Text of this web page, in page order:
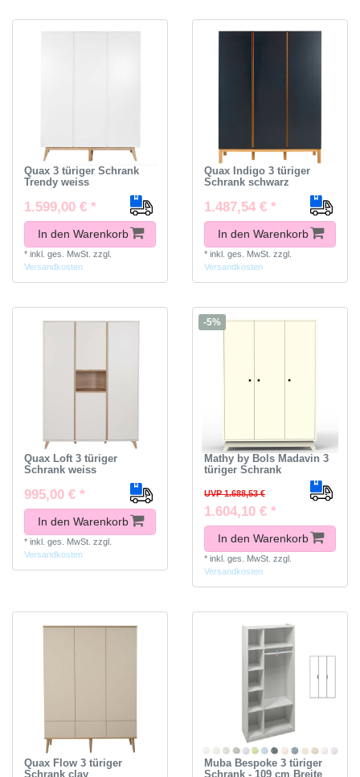
Quax 3 türiger Schrank
Trendy weiss
1.599,00 € *
In den Warenkorb
* inkl. ges. MwSt. zzgl.
Versandkosten
Quax Indigo 3 türiger
Schrank schwarz
1.487,54 € *
In den Warenkorb
* inkl. ges. MwSt. zzgl.
Versandkosten
Quax Loft 3 türiger
Schrank weiss
995,00 € *
In den Warenkorb
* inkl. ges. MwSt. zzgl.
Versandkosten
-5%
Mathy by Bols Madavin 3
türiger Schrank
UVP 1.688,53 €
1.604,10 € *
In den Warenkorb
* inkl. ges. MwSt. zzgl.
Versandkosten
Quax Flow 3 türiger
Schrank clay
Muba Bespoke 3 türiger
Schrank - 109 cm Breite